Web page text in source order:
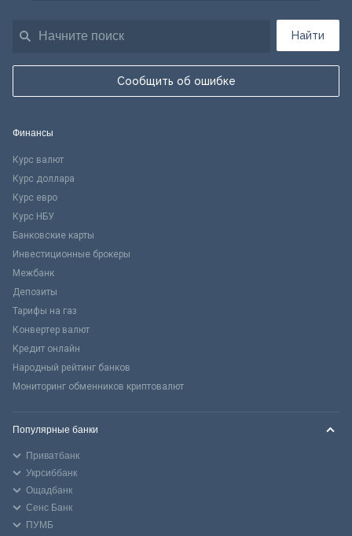
Найти
Сообщить об ошибке
Финансы
Курс валют
Курс доллара
Курс евро
Курс НБУ
Банковские карты
Инвестиционные брокеры
Межбанк
Депозиты
Тарифы на газ
Конвертер валют
Кредит онлайн
Народный рейтинг банков
Мониторинг обменников криптовалют
Популярные банки
Приватбанк
Укрсиббанк
Ощадбанк
Сенс Банк
ПУМБ